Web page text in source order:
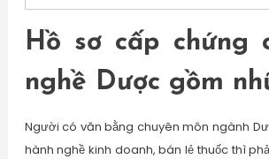
Hồ sơ cấp chứng
nghề Dược gồm
Người có văn bằng chuyên môn ngành
hành nghề kinh doanh, bán lẻ thuốc thì